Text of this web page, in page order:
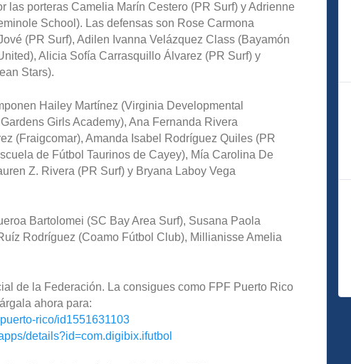
las porteras Camelia Marín Cestero (PR Surf) y Adrienne
School). Las defensas son Rose Carmona
(PR Surf), Adilen Ivanna Velázquez Class (Bayamón
Alicia Sofía Carrasquillo Álvarez (PR Surf) y
Stars).
Hailey Martínez (Virginia Developmental
Girls Academy), Ana Fernanda Rivera
(Fraigcomar), Amanda Isabel Rodríguez Quiles (PR
de Fútbol Taurinos de Cayey), Mía Carolina De
Z. Rivera (PR Surf) y Bryana Laboy Vega
Bartolomei (SC Bay Area Surf), Susana Paola
Rodríguez (Coamo Fútbol Club), Millianisse Amelia
de la Federación. La consigues como FPF Puerto Rico
ahora para:
rico/id1551631103
details?id=com.digibix.ifutbol